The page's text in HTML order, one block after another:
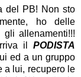
del PB! Non sto
ho delle
allenamenti!!!
il PODISTA
ed a un gruppo
a lui, recupero le